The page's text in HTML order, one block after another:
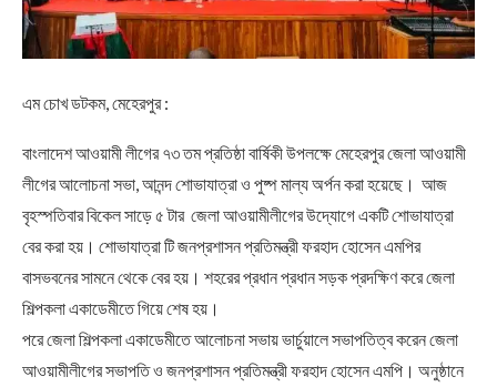
এম চোখ ডটকম, মেহেরপুর :
বাংলাদেশ আওয়ামী লীগের ৭৩ তম প্রতিষ্ঠা বার্ষিকী উপলক্ষে মেহেরপুর জেলা আওয়ামী
লীগের আলোচনা সভা, আনন্দ শোভাযাত্রা ও পুষ্প মাল্য অর্পন করা হয়েছে। আজ
বৃহস্পতিবার বিকেল সাড়ে ৫ টার জেলা আওয়ামীলীগের উদ্যোগে একটি শোভাযাত্রা
বের করা হয়। শোভাযাত্রা টি জনপ্রশাসন প্রতিমন্ত্রী ফরহাদ হোসেন এমপির
বাসভবনের সামনে থেকে বের হয়। শহরের প্রধান প্রধান সড়ক প্রদক্ষিণ করে জেলা
শিল্পকলা একাডেমীতে গিয়ে শেষ হয়।
পরে জেলা শিল্পকলা একাডেমীতে আলোচনা সভায় ভার্চুয়ালে সভাপতিত্ব করেন জেলা
আওয়ামীলীগের সভাপতি ও জনপ্রশাসন প্রতিমন্ত্রী ফরহাদ হোসেন এমপি। অনুষ্ঠানে